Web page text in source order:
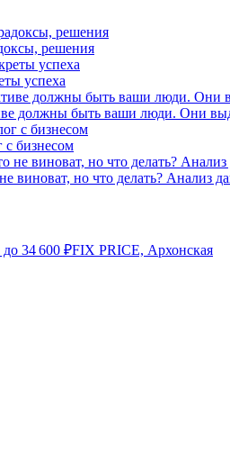
решения
успеха
должны быть ваши люди. Они
с бизнесом
виноват, но что делать? Анализ
до 34 600 ₽FIX PRICE, Архонская